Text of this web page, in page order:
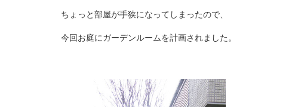
ちょっと部屋が手狭になってしまったので、
今回お庭にガーデンルームを計画されました。